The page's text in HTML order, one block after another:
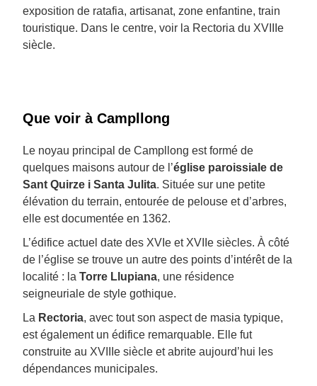
exposition de ratafia, artisanat, zone enfantine, train
touristique. Dans le centre, voir la Rectoria du XVIIIe
siècle.
Que voir à Campllong
Le noyau principal de Campllong est formé de
quelques maisons autour de l’église paroissiale de
Sant Quirze i Santa Julita. Située sur une petite
élévation du terrain, entourée de pelouse et d’arbres,
elle est documentée en 1362.
L’édifice actuel date des XVIe et XVIIe siècles. À côté
de l’église se trouve un autre des points d’intérêt de la
localité : la Torre Llupiana, une résidence
seigneuriale de style gothique.
La Rectoria, avec tout son aspect de masia typique,
est également un édifice remarquable. Elle fut
construite au XVIIIe siècle et abrite aujourd’hui les
dépendances municipales.